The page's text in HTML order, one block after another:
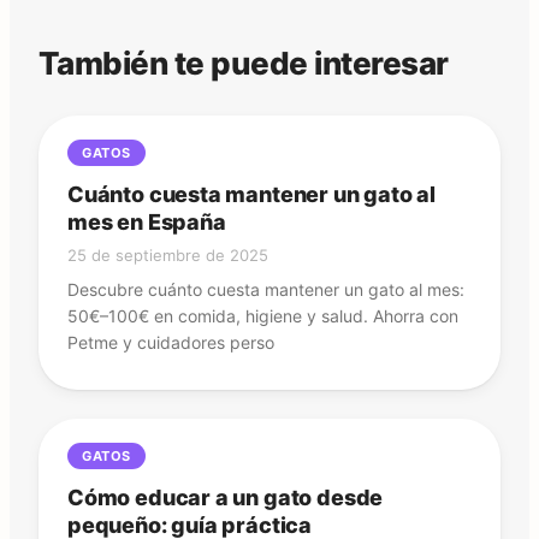
También te puede interesar
GATOS
Cuánto cuesta mantener un gato al
mes en España
25 de septiembre de 2025
Descubre cuánto cuesta mantener un gato al mes:
50€–100€ en comida, higiene y salud. Ahorra con
Petme y cuidadores perso
GATOS
Cómo educar a un gato desde
pequeño: guía práctica